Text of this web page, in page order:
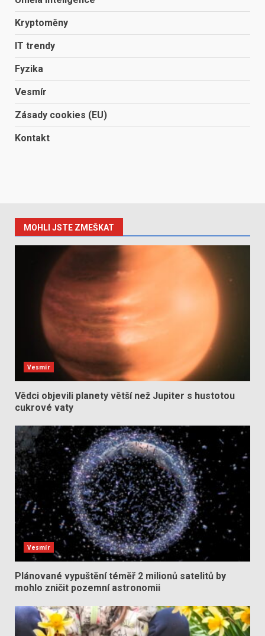
Kryptoměny
IT trendy
Fyzika
Vesmír
Zásady cookies (EU)
Kontakt
MOHLI JSTE ZMEŠKAT
Vesmír
Vědci objevili planety větší než Jupiter s hustotou
cukrové vaty
Vesmír
Plánované vypuštění téměř 2 milionů satelitů by
mohlo zničit pozemní astronomii